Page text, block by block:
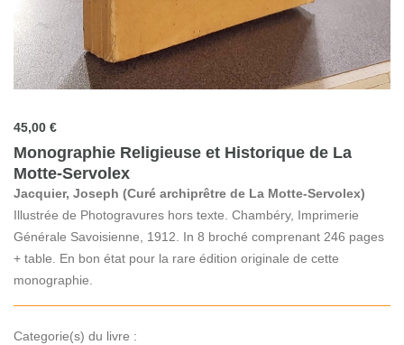
45,00 €
Monographie Religieuse et Historique de La
Motte-Servolex
Jacquier, Joseph (Curé archiprêtre de La Motte-Servolex)
Illustrée de Photogravures hors texte. Chambéry, Imprimerie
Générale Savoisienne, 1912. In 8 broché comprenant 246 pages
+ table. En bon état pour la rare édition originale de cette
monographie.
Categorie(s) du livre :